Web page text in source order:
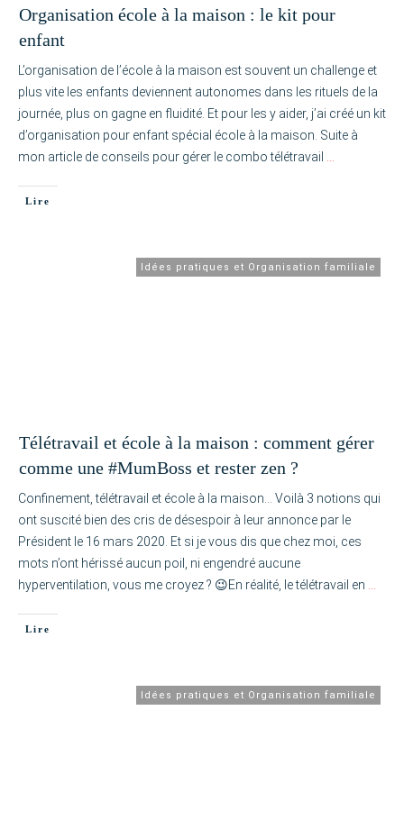
Organisation école à la maison : le kit pour
enfant
L’organisation de l’école à la maison est souvent un challenge et
plus vite les enfants deviennent autonomes dans les rituels de la
journée, plus on gagne en fluidité. Et pour les y aider, j’ai créé un kit
d’organisation pour enfant spécial école à la maison. Suite à
mon article de conseils pour gérer le combo télétravail
Lire
Idées pratiques et Organisation familiale
Télétravail et école à la maison : comment gérer
comme une #MumBoss et rester zen ?
Confinement, télétravail et école à la maison… Voilà 3 notions qui
ont suscité bien des cris de désespoir à leur annonce par le
Président le 16 mars 2020. Et si je vous dis que chez moi, ces
mots n’ont hérissé aucun poil, ni engendré aucune
hyperventilation, vous me croyez ? 😉En réalité, le télétravail en
Lire
Idées pratiques et Organisation familiale